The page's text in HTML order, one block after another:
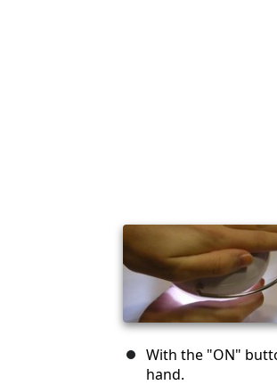
With the "ON"
hand.